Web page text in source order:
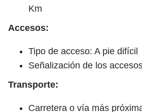
Km
Accesos:
Tipo de acceso: A pie difícil
Señalización de los
Transporte:
Carretera o vía más